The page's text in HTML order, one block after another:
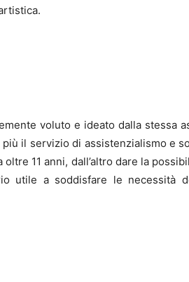
voluto e ideato dalla stessa
il servizio di assistenzialismo e
oltre 11 anni, dall’altro dare la
utile a soddisfare le necessità